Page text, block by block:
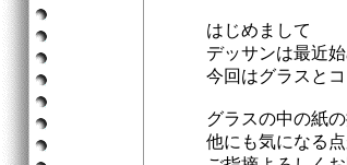
はじめまして
デッサンは最近
今回はグラスと
グラスの中の紙
他にも気になる